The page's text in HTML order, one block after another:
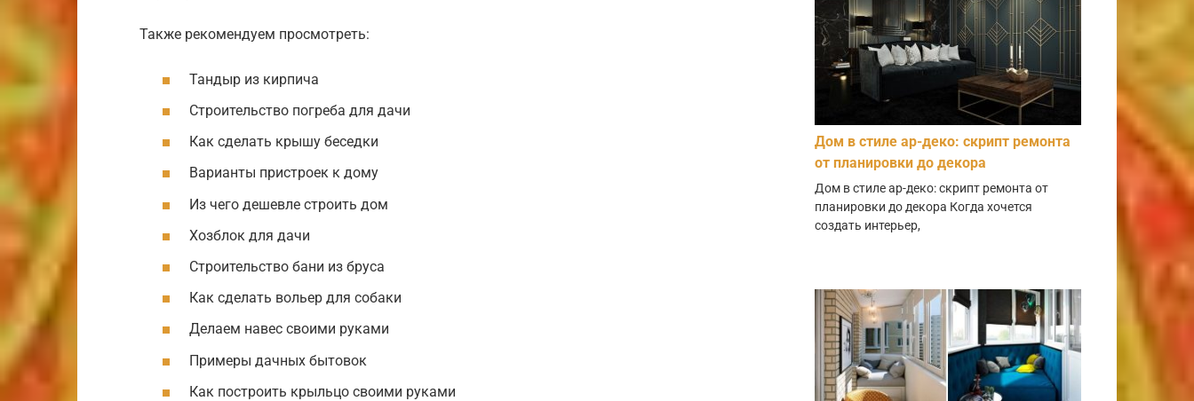
Также рекомендуем просмотреть:
Тандыр из кирпича
Строительство погреба для дачи
Как сделать крышу беседки
Варианты пристроек к дому
Из чего дешевле строить дом
Хозблок для дачи
Строительство бани из бруса
Как сделать вольер для собаки
Делаем навес своими руками
Примеры дачных бытовок
Как построить крыльцо своими руками
Дом в стиле ар-деко: скрипт ремонта
от планировки до декора
Дом в стиле ар-деко: скрипт ремонта от
планировки до декора Когда хочется
создать интерьер,